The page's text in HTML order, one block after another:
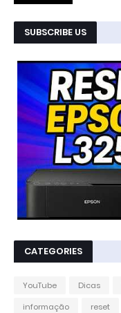
SUBSCRIBE US
CATEGORIES
YouTube Dicas
informação
reset